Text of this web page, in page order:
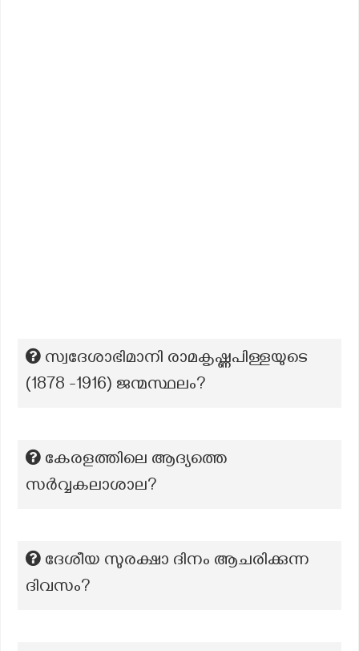
സ്വദേശാഭിമാനി രാമകൃഷ്ണപിള്ളയുടെ
(1878 -1916) ജന്മസ്ഥലം?
കേരളത്തിലെ ആദ്യത്തെ
സർവ്വകലാശാല?
ദേശീയ സുരക്ഷാ ദിനം ആചരിക്കുന്ന
ദിവസം?